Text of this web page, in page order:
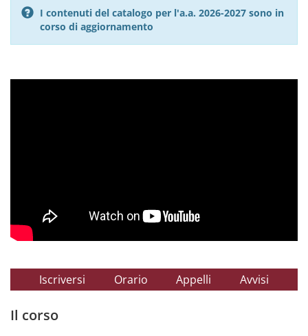
I contenuti del catalogo per l'a.a. 2026-2027 sono in
corso di aggiornamento
Iscriversi Orario Appelli Avvisi
Il corso